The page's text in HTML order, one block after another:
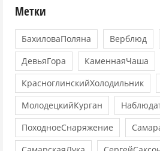
Метки
БахиловаПоляна Верблюд
ДевьяГора
КаменнаяЧаша
КрасноглинскийХолодильник
МолодецкийКурган
ПоходноеСнаряжение